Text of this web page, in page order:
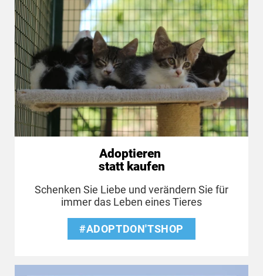
Adoptieren
statt kaufen
Schenken Sie Liebe und verändern Sie für
immer das Leben eines Tieres
#ADOPTDON'TSHOP